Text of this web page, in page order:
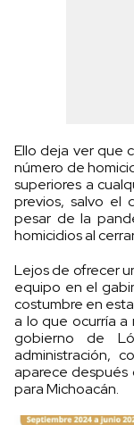
Ello deja ver que
número de
superiores a
previos, salvo el
pesar de la
homicidios al
Lejos de ofrecer
equipo en el
costumbre en
a lo que ocurría
gobierno de
administración,
aparece
para Michoacán.